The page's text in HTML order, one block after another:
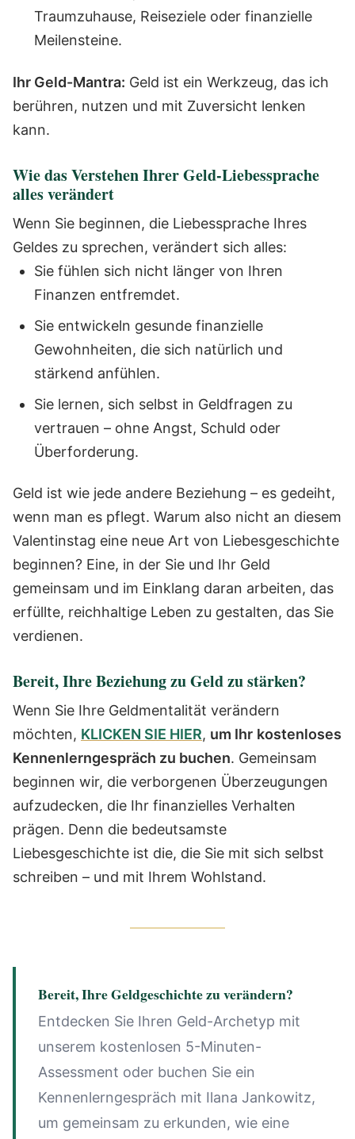
Traumzuhause, Reiseziele oder finanzielle
Meilensteine.
Ihr Geld-Mantra: Geld ist ein Werkzeug, das ich
berühren, nutzen und mit Zuversicht lenken
kann.
Wie das Verstehen Ihrer Geld-Liebessprache
alles verändert
Wenn Sie beginnen, die Liebessprache Ihres
Geldes zu sprechen, verändert sich alles:
Sie fühlen sich nicht länger von Ihren
Finanzen entfremdet.
Sie entwickeln gesunde finanzielle
Gewohnheiten, die sich natürlich und
stärkend anfühlen.
Sie lernen, sich selbst in Geldfragen zu
vertrauen – ohne Angst, Schuld oder
Überforderung.
Geld ist wie jede andere Beziehung – es gedeiht,
wenn man es pflegt. Warum also nicht an diesem
Valentinstag eine neue Art von Liebesgeschichte
beginnen? Eine, in der Sie und Ihr Geld
gemeinsam und im Einklang daran arbeiten, das
erfüllte, reichhaltige Leben zu gestalten, das Sie
verdienen.
Bereit, Ihre Beziehung zu Geld zu stärken?
Wenn Sie Ihre Geldmentalität verändern
möchten, KLICKEN SIE HIER, um Ihr kostenloses
Kennenlerngespräch zu buchen. Gemeinsam
beginnen wir, die verborgenen Überzeugungen
aufzudecken, die Ihr finanzielles Verhalten
prägen. Denn die bedeutsamste
Liebesgeschichte ist die, die Sie mit sich selbst
schreiben – und mit Ihrem Wohlstand.
Bereit, Ihre Geldgeschichte zu verändern?
Entdecken Sie Ihren Geld-Archetyp mit
unserem kostenlosen 5-Minuten-
Assessment oder buchen Sie ein
Kennenlerngespräch mit Ilana Jankowitz,
um gemeinsam zu erkunden, wie eine